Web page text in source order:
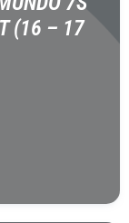
(16 – 17